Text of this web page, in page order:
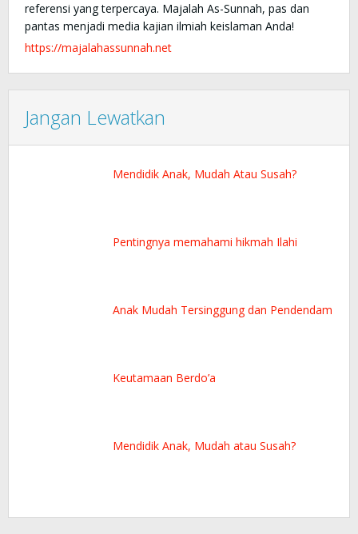
referensi yang terpercaya. Majalah As-Sunnah, pas dan
pantas menjadi media kajian ilmiah keislaman Anda!
https://majalahassunnah.net
Jangan Lewatkan
Mendidik Anak, Mudah Atau Susah?
Pentingnya memahami hikmah Ilahi
Anak Mudah Tersinggung dan Pendendam
Keutamaan Berdo’a
Mendidik Anak, Mudah atau Susah?